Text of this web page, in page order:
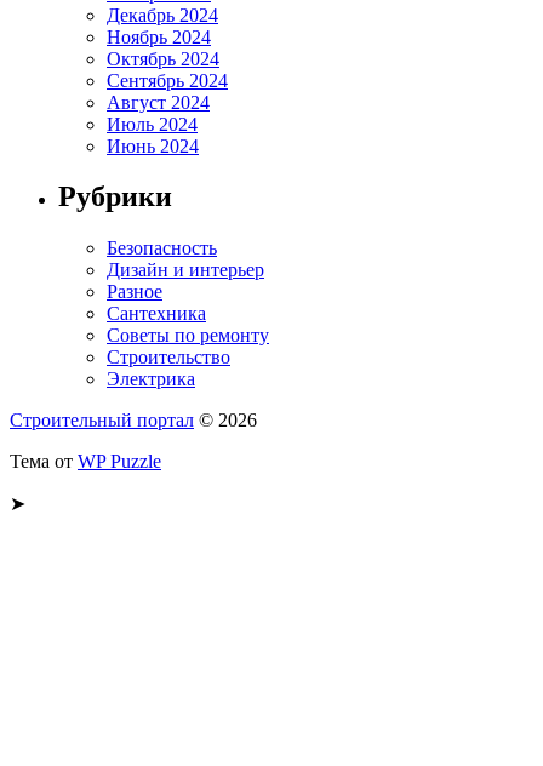
Декабрь 2024
Ноябрь 2024
Октябрь 2024
Сентябрь 2024
Август 2024
Июль 2024
Июнь 2024
Рубрики
Безопасность
Дизайн и интерьер
Разное
Сантехника
Советы по ремонту
Строительство
Электрика
Строительный портал © 2026
Тема от WP Puzzle
➤